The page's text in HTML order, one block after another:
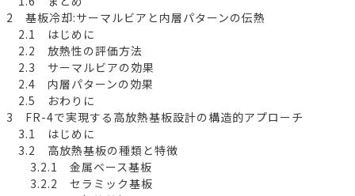
2 基板冷却:サーマルビアと内層パターンの伝熱
2.1 はじめに
2.2 放熱性の評価方法
2.3 サーマルビアの効果
2.4 内層パターンの効果
2.5 おわりに
3 FR-4で実現する高放熱基板設計の構造的アプローチ
3.1 はじめに
3.2 高放熱基板の種類と特徴
3.2.1 金属ベース基板
3.2.2 セラミック基板